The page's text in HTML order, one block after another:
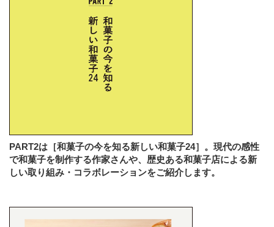
PART2は［和菓子の今を知る新しい和菓子24］。現代の感性
で和菓子を制作する作家さんや、歴史ある和菓子店による新
しい取り組み・コラボレーションをご紹介します。